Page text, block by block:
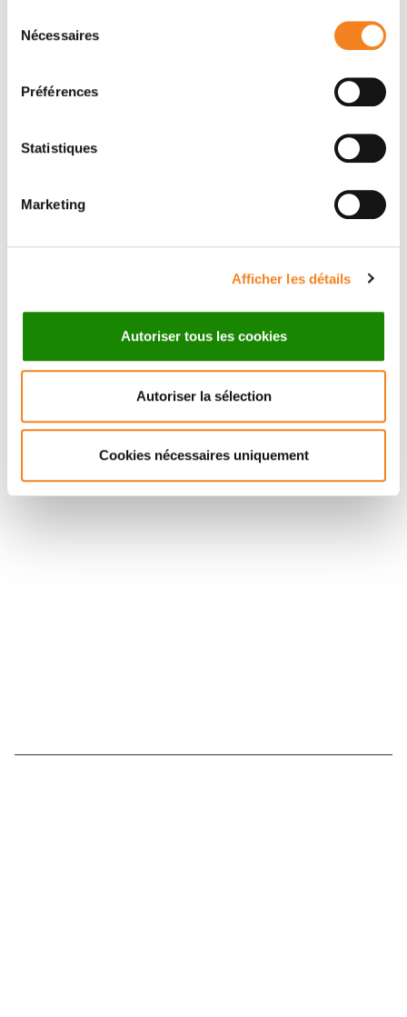
Nécessaires
Préférences
Statistiques
Marketing
Afficher les détails
Autoriser tous les cookies
Autoriser la sélection
Cookies nécessaires uniquement
Auteurs
Jeannette Parkes, Clayton Hess, Hester Burger, Yavuz
Elhassan, Soha Ahmed, Mithra Ghalibafian, Ahmed
Nadeem Abbasi, Bilal Mazhar Qureshi, Mohamed
Zaghloul, Eduardo Zubizarreta, Pierre Bey, Alan
Davidson, Eric Bouffet, Natia Esiashvili
Suivez l'Institut Curie